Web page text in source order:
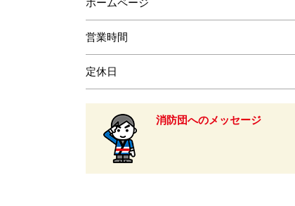
ホームページ
営業時間
定休日
消防団へのメッセージ